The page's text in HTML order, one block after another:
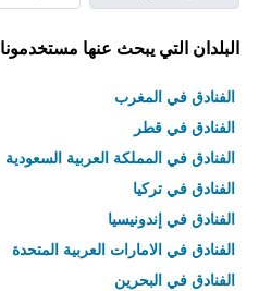
البلدان التي يبحث عنها مستخدمونا
الفنادق في المغرب
الفنادق في قطر
الفنادق في المملكة العربية السعودية
الفنادق في تركيا
الفنادق في إندونيسيا
الفنادق في الامارات العربية المتحدة
الفنادق في البحرين